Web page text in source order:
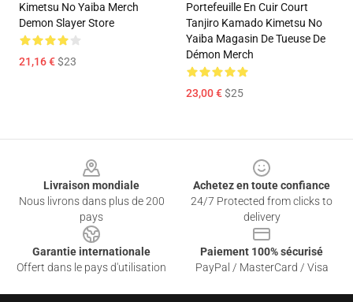
Kimetsu No Yaiba Merch
Demon Slayer Store
21,16 €$23
Portefeuille En Cuir Court
Tanjiro Kamado Kimetsu No
Yaiba Magasin De Tueuse De
Démon Merch
23,00 €$25
Livraison mondiale
Nous livrons dans plus de 200
pays
Achetez en toute confiance
24/7 Protected from clicks to
delivery
Garantie internationale
Offert dans le pays d'utilisation
Paiement 100% sécurisé
PayPal / MasterCard / Visa